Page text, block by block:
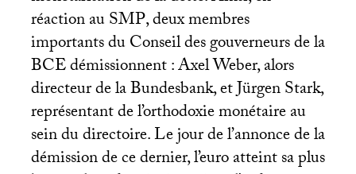
réaction auSMP, deux membres
importants du Conseil des gouverneurs de la
BCEdémissionnent : Axel Weber, alors
directeur de la Bundesbank, et Jürgen Stark,
représentant de l’orthodoxie monétaire au
sein du directoire. Le jour de l’annonce de la
démission de ce dernier, l’euro atteint sa plus